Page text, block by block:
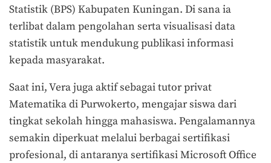
Statistik (BPS) Kabupaten Kuningan. Di sana ia
terlibat dalam pengolahan serta visualisasi data
statistik untuk mendukung publikasi informasi
kepada masyarakat.
Saat ini, Vera juga aktif sebagai tutor privat
Matematika di Purwokerto, mengajar siswa dari
tingkat sekolah hingga mahasiswa. Pengalamannya
semakin diperkuat melalui berbagai sertifikasi
profesional, di antaranya sertifikasi Microsoft Office